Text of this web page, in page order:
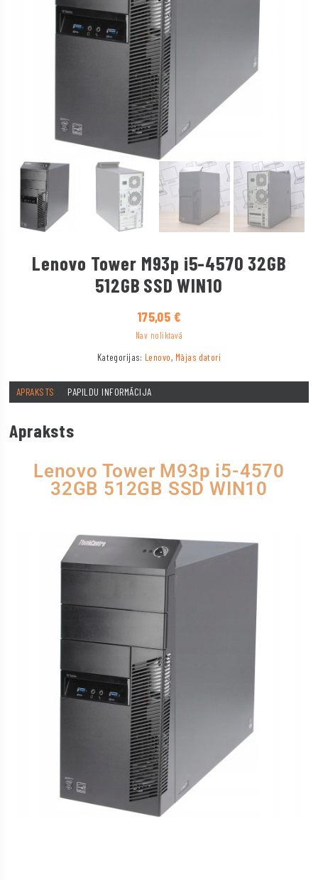
Lenovo Tower M93p i5-4570 32GB
512GB SSD WIN10
175,05 €
Nav noliktavā
Kategorijas: Lenovo, Mājas datori
APRAKSTS PAPILDU INFORMĀCIJA
Apraksts
Lenovo Tower M93p i5-4570
32GB 512GB SSD WIN10